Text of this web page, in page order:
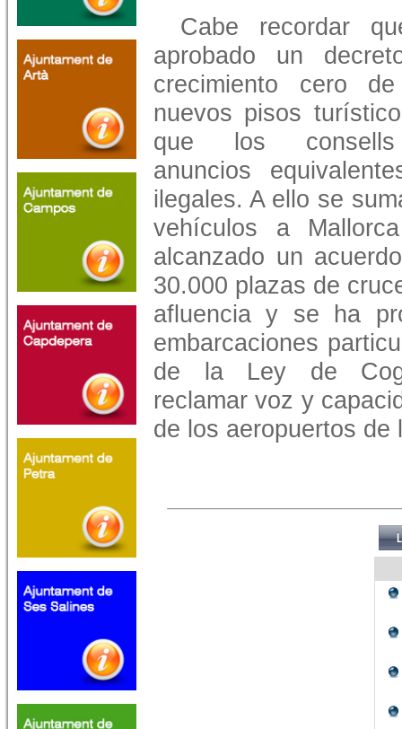
Cabe recordar
aprobado un
crecimiento cero
nuevos pisos
que los
anuncios
ilegales. A ello se
vehículos a
alcanzado un
30.000 plazas de
afluencia y se ha
embarcaciones
de la Ley de
reclamar voz y
de los aeropuertos de